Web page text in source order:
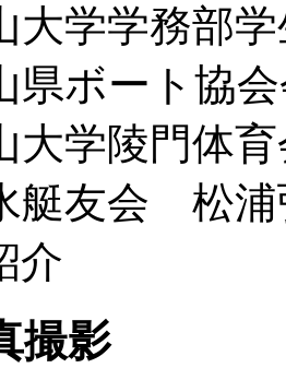
大学学務部
県ボート協
大学陵門体
艇友会 松浦
介
撮影